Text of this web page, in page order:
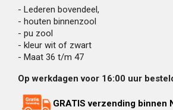
- Lederen bovendeel,
- houten binnenzool
- pu zool
- kleur wit of zwart
- Maat 36 t/m 47
Op werkdagen voor 16:00 uur
GRATIS verzending binnen